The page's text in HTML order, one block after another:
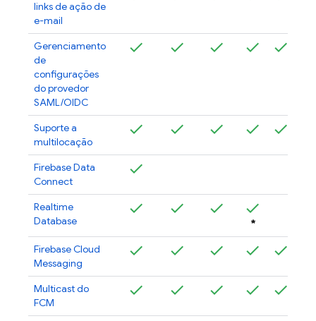
links de ação de
e-mail
Gerenciamento
de
configurações
do provedor
SAML/OIDC
Suporte a
multilocação
Firebase Data
Connect
Realtime
Database
*
Firebase Cloud
Messaging
Multicast do
FCM